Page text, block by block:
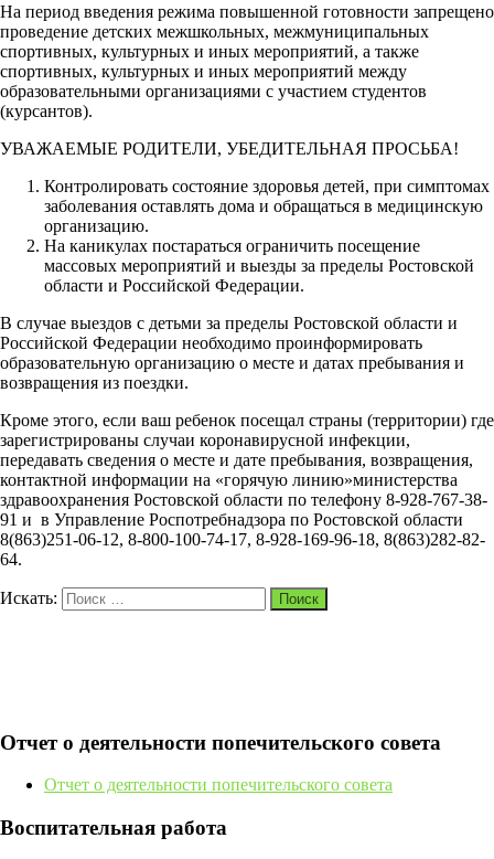
На период введения режима повышенной готовности запрещено
проведение детских межшкольных, межмуниципальных
спортивных, культурных и иных мероприятий, а также
спортивных, культурных и иных мероприятий между
образовательными организациями с участием студентов
(курсантов).
УВАЖАЕМЫЕ РОДИТЕЛИ, УБЕДИТЕЛЬНАЯ ПРОСЬБА!
Контролировать состояние здоровья детей, при симптомах
заболевания оставлять дома и обращаться в медицинскую
организацию.
На каникулах постараться ограничить посещение
массовых мероприятий и выезды за пределы Ростовской
области и Российской Федерации.
В случае выездов с детьми за пределы Ростовской области и
Российской Федерации необходимо проинформировать
образовательную организацию о месте и датах пребывания и
возвращения из поездки.
Кроме этого, если ваш ребенок посещал страны (территории) где
зарегистрированы случаи коронавирусной инфекции,
передавать сведения о месте и дате пребывания, возвращения,
контактной информации на «горячую линию»министерства
здравоохранения Ростовской области по телефону 8-928-767-38-
91 и в Управление Роспотребнадзора по Ростовской области
8(863)251-06-12, 8-800-100-74-17, 8-928-169-96-18, 8(863)282-82-
64.
Искать: Поиск
Отчет о деятельности попечительского совета
Отчет о деятельности попечительского совета
Воспитательная работа